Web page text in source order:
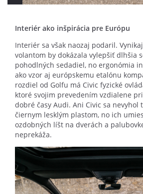
Interiér ako inšpirácia pre Európu
Interiér sa však naozaj podaril.
volantom by dokázala vylepšiť dlhšia
pohodlných sedadiel, no ergonómia
ako vzor aj európskemu etalónu
rozdiel od Golfu má Civic fyzické
ktoré svojim prevedením vzdialene
dobré časy Audi. Ani Civic sa nevyhol
čiernym lesklým plastom, no ich
ozdobných líšt na dverách a
neprekáža.